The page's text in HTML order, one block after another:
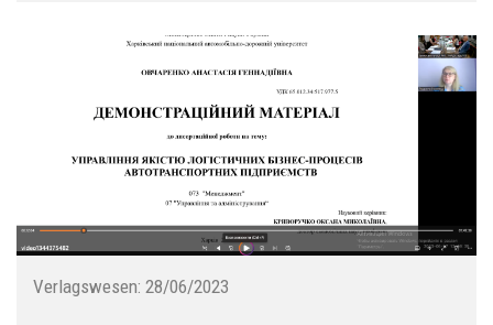
Verlagswesen: 28/06/2023